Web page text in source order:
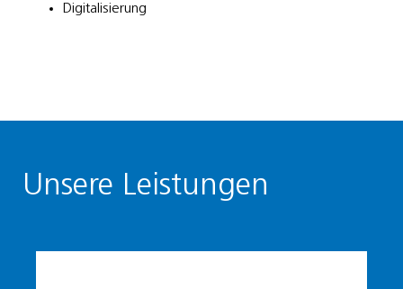
Digitalisierung
Unsere Leistungen